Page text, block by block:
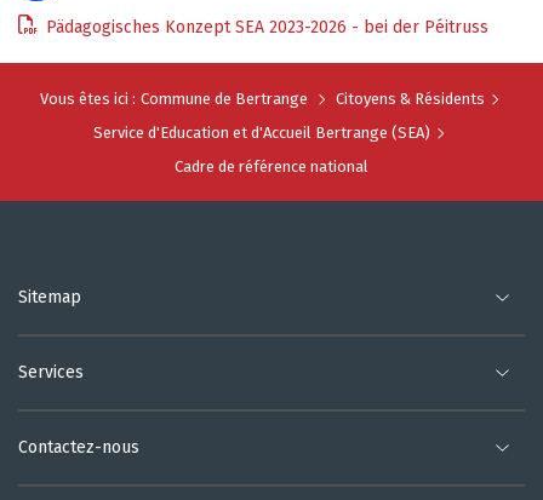
Pädagogisches Konzept SEA 2023-2026 - bei der Péitruss
Vous êtes ici : Commune de Bertrange
Citoyens & Résidents
Service d'Education et d'Accueil Bertrange (SEA)
Cadre de référence national
Sitemap
Services
Contactez-nous